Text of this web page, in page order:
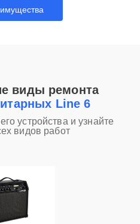
виды ремонта
Line 6
устройства и узнайте
видов работ